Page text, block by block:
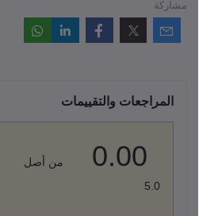
مشاركة
المراجعات والتقييمات
0.00
من أصل
5.0